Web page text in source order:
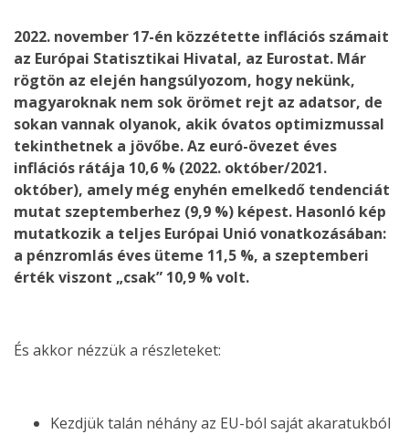
2022. november 17-én közzétette inflációs számait
az Európai Statisztikai Hivatal, az Eurostat. Már
rögtön az elején hangsúlyozom, hogy nekünk,
magyaroknak nem sok örömet rejt az adatsor, de
sokan vannak olyanok, akik óvatos optimizmussal
tekinthetnek a jövőbe. Az euró-övezet éves
inflációs rátája 10,6 % (2022. október/2021.
október), amely még enyhén emelkedő tendenciát
mutat szeptemberhez (9,9 %) képest. Hasonló kép
mutatkozik a teljes Európai Unió vonatkozásában:
a pénzromlás éves üteme 11,5 %, a szeptemberi
érték viszont „csak” 10,9 % volt.
És akkor nézzük a részleteket:
Kezdjük talán néhány az EU-ból saját akaratukból